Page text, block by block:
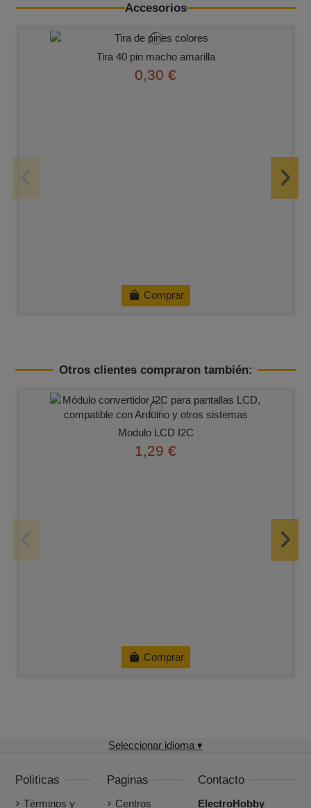
Accesorios
Tira 40 pin macho amarilla
0,30 €
Comprar
Otros clientes compraron también:
Modulo LCD I2C
1,29 €
Comprar
Seleccionar idioma ▾
Politicas
Términos y
Paginas
Centros
Contacto
ElectroHobby